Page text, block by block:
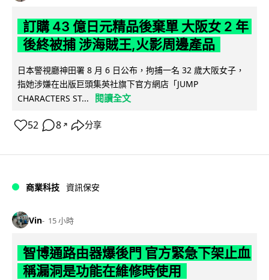
訂購 43 億日元精品後棄單 大阪女 2 年
後終被捕 涉海賊王,火影周邊產品
日本警視廳神田署 8 月 6 日公布，拘捕一名 32 歲大阪女子，
指她涉嫌在出版巨頭集英社旗下官方網店「JUMP
CHARACTERS ST...
閱讀全文
52 8 ↗ 分享
商業科技 資訊保安
Vin 15 小時
智博通路由器爆後門 官方緊急下架止血
稱漏洞是功能在維修時使用